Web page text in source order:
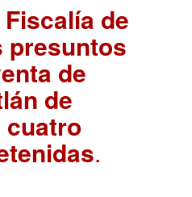
de
presuntos
de
de
cuatro
.